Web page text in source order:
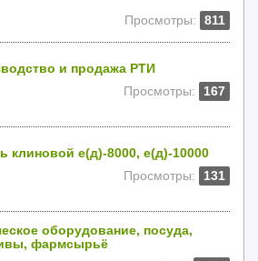
Просмотры:
811
и продажа РТИ
Просмотры:
167
клиновой е(д)-8000, е(д)-10000
Просмотры:
131
оборудование, посуда,
фармсырьё